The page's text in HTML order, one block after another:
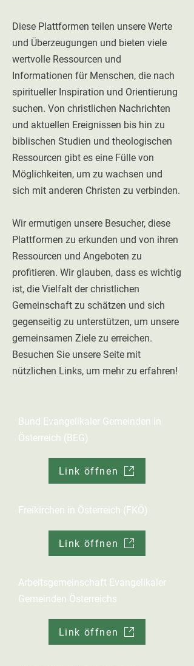
Diese Plattformen teilen unsere Werte
und Überzeugungen und bieten viele
wertvolle Ressourcen und
Informationen für Menschen, die nach
spiritueller Inspiration und Orientierung
suchen. Von christlichen Nachrichten
und aktuellen Ereignissen bis hin zu
biblischen Studien und theologischen
Ressourcen gibt es eine Fülle von
Möglichkeiten, um zu wachsen und
sich mit anderen Christen zu verbinden.
Wir ermutigen unsere Besucher, diese
Plattformen zu erkunden und von ihren
Ressourcen und Angeboten zu
profitieren. Wir glauben, dass es wichtig
ist, die Vielfalt der christlichen
Gemeinschaft zu schätzen und sich
gegenseitig zu unterstützen, um unsere
gemeinsamen Ziele zu erreichen.
Besuchen Sie unsere Seite mit
nützlichen Links, um mehr zu erfahren!
Bund Evangelikaler Gemeinden in
Österreich (BEG)
Link öffnen
Freikirchen in Österreich (FKÖ)
Link öffnen
Arbeitsgemeinschaft Evangelikaler
Gemeinden Österreichs
Link öffnen